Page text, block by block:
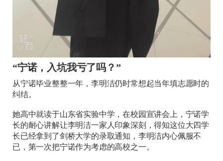
“宁诺，入坑我亏了吗？”
从宁诺毕业整整一年，李明洁仍时常想起当年填志愿时的
纠结。
她高中就读于山东省实验中学，在校园宣讲会上，宁诺学
长的耐心讲解让李明洁一家人印象深刻，得知这位大四学
长已经拿到了剑桥大学的录取通知，李明洁内心佩服不
已，第一次把宁诺作为考虑的高校之一。